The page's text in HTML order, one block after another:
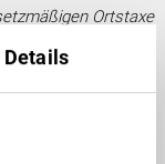
Details
Ortstaxe
0,50 + Tf von € 0,05,
0,50 + Tf von € 0,05.